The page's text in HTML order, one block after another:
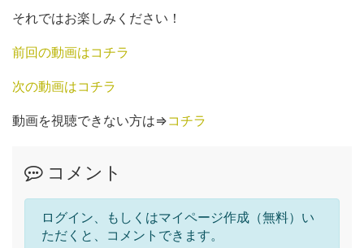
それではお楽しみください！
前回の動画はコチラ
次の動画はコチラ
動画を視聴できない方は⇒コチラ
コメント
ログイン、もしくはマイページ作成（無料）い
ただくと、コメントできます。